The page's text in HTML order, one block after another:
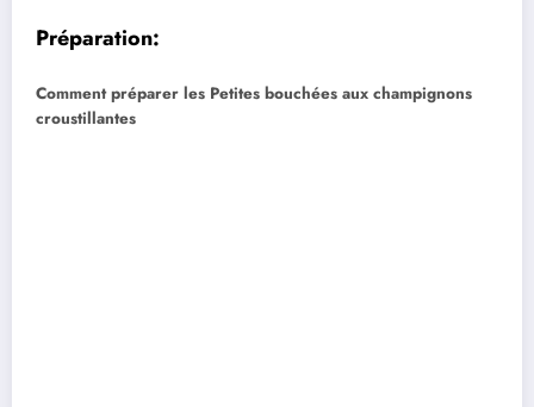
Préparation:
Comment préparer les Petites bouchées aux champignons
croustillantes